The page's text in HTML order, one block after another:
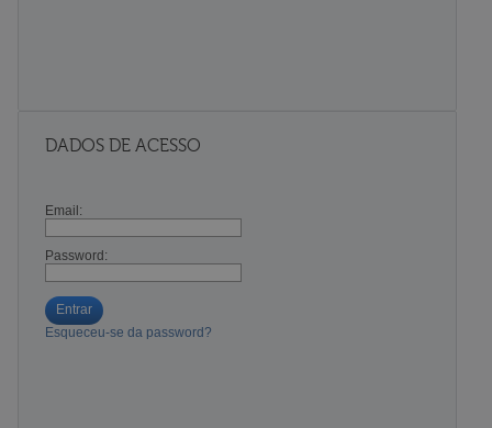
DADOS DE ACESSO
Email:
Password:
Entrar
Esqueceu-se da password?